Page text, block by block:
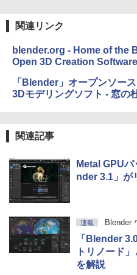
関連リンク
blender.org - Home of the
Open 3D Creation Software
「Blender」オープンソー
3Dモデリングソフト - 窓の
関連記事
Metal GPU
nder 3.1」が
連載 Blender
「Blender
トリノード
を解説